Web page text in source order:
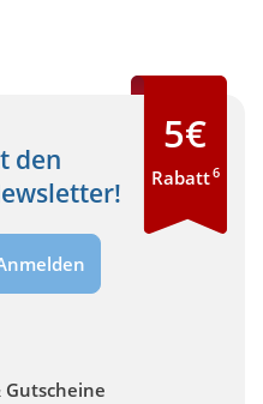
den
Gutscheine
5€
Rabatt6